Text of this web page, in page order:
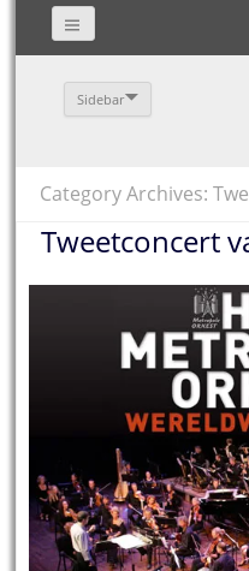
Sidebar
Category Archives:
Tweetconcert